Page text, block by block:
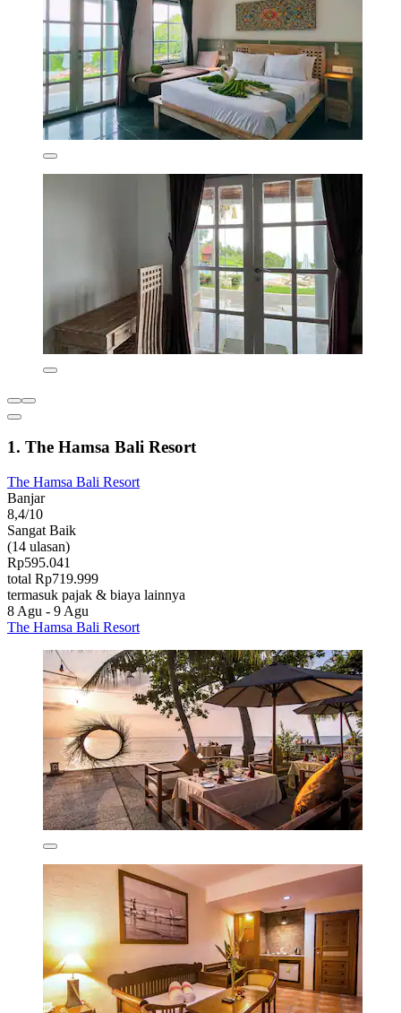
1. The Hamsa Bali Resort
The Hamsa Bali Resort
Banjar
8,4/10
Sangat Baik
(14 ulasan)
Rp595.041
total Rp719.999
termasuk pajak & biaya lainnya
8 Agu - 9 Agu
The Hamsa Bali Resort